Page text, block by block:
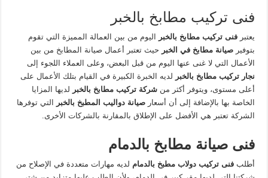
فنى تركيب مطابخ بالخبر
يعتبرفنى تركيب مطابخ بالخبر
اليوم من بين العمالة المميزة التي تقوم
بتوفيرصيانة مطابخ في الخبر حيث تعتبر أعمال صيانة المطابخ من بين
الأعمال التي لا غنى عنها اليوم من قبل البعض، وعلى العملاء اللجوء إلى
نجار تركيب مطابخ بالخبر لديه الخبرة الكبيرة في القيام بتلك الأعمال على
أعلى مستوى، ويتوفر أكثر منشركة تركيب مطابخ بالخبر لديها المزايا
الخاصة بها بالإضافة إلى أن أسعارصيانة دواليب المطبخ بالخبر
التي توفرها
الشركة تعتبر هي الأفضل على الإطلاق بالمقارنة بالشركات الأخرى.
فنى صيانة مطابخ بالدمام
أطلبفنى تركيب دولاب مطبخ بالدمام لديه مهارات متعددة في الإصلاح من